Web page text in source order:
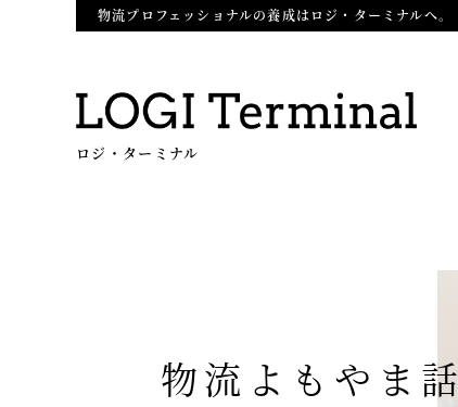
物流プロフェッショナルの養成はロジ・ターミナルへ。
ロジ・ターミナル
物流よもやま話